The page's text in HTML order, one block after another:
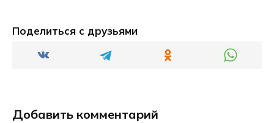
Поделиться с друзьями
Добавить комментарий